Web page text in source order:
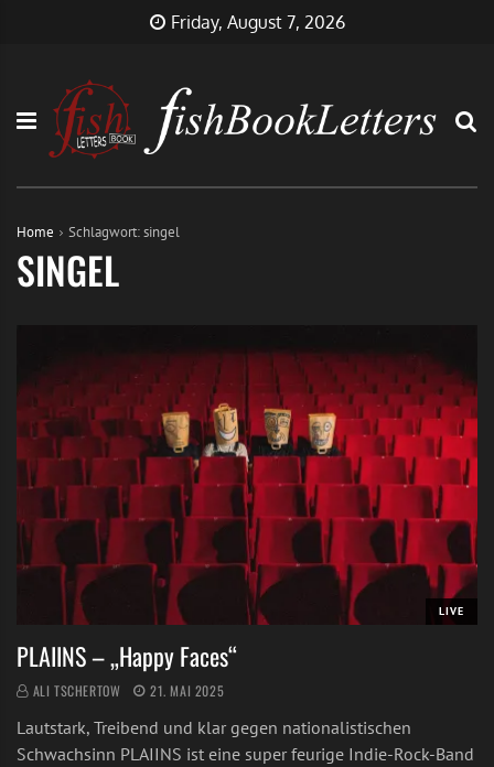
Friday, August 7, 2026
Home Schlagwort:singel
SINGEL
LIVE
PLAIINS – „Happy Faces“
ALI TSCHERTOW 21. MAI 2025
Lautstark, Treibend und klar gegen nationalistischen
Schwachsinn PLAIINS ist eine super feurige Indie-Rock-Band